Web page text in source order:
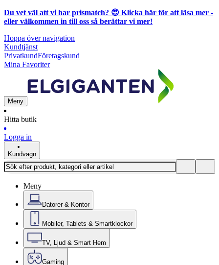
Du vet väl att vi har prismatch? 😍 Klicka här för att läsa mer -
eller välkommen in till oss så berättar vi mer!
Hoppa över navigation
Kundtjänst
PrivatkundFöretagskund
Mina Favoriter
Meny
Hitta butik
Logga in
Kundvagn
Meny
Datorer & Kontor
Mobiler, Tablets & Smartklockor
TV, Ljud & Smart Hem
Gaming